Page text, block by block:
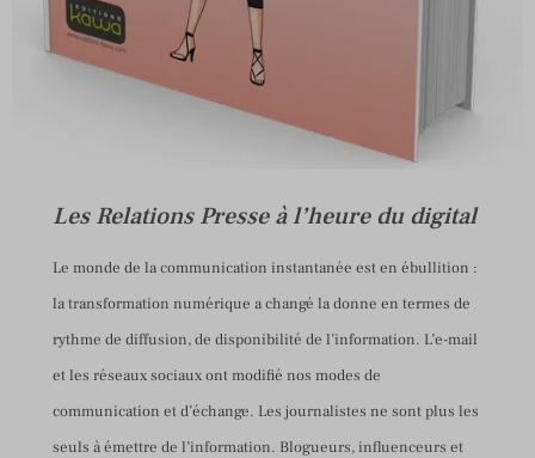
Les Relations Presse à l’heure du digital
Le monde de la communication instantanée est en ébullition :
la transformation numérique a changé la donne en termes de
rythme de diffusion, de disponibilité de l’information. L’e-mail
et les réseaux sociaux ont modifié nos modes de
communication et d’échange. Les journalistes ne sont plus les
seuls à émettre de l’information. Blogueurs, influenceurs et